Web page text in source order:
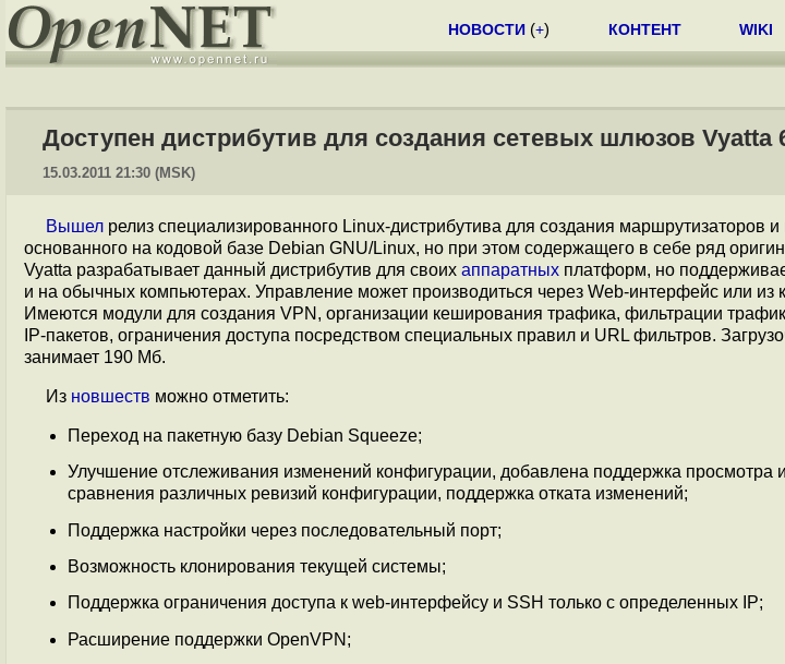
НОВОСТИ (+) КОНТЕНТ WIKI
Доступен дистрибутив для создания сетевых шлюзов Vyatta
15.03.2011 21:30 (MSK)
Вышел релиз специализированного Linux-дистрибутива для создания маршрутизаторов
основанного на кодовой базе Debian GNU/Linux, но при этом содержащего в себе ряд
Vyatta разрабатывает данный дистрибутив для своих аппаратных платформ, но
и на обычных компьютерах. Управление может производиться через Web-интерфейс или из
Имеются модули для создания VPN, организации кеширования трафика, фильтрации
IP-пакетов, ограничения доступа посредством специальных правил и URL фильтров.
занимает 190 Мб.
Из новшеств можно отметить:
Переход на пакетную базу Debian Squeeze;
Улучшение отслеживания изменений конфигурации, добавлена поддержка просмотра
сравнения различных ревизий конфигурации, поддержка отката изменений;
Поддержка настройки через последовательный порт;
Возможность клонирования текущей системы;
Поддержка ограничения доступа к web-интерфейсу и SSH только с определенных IP;
Расширение поддержки OpenVPN;